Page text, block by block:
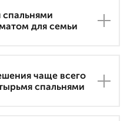
для семьи
чаще всего
спальнями